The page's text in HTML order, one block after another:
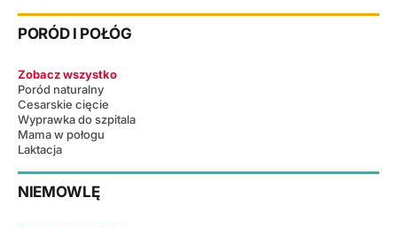
PORÓD I POŁÓG
Zobacz wszystko
Poród naturalny
Cesarskie cięcie
Wyprawka do szpitala
Mama w połogu
Laktacja
NIEMOWLĘ